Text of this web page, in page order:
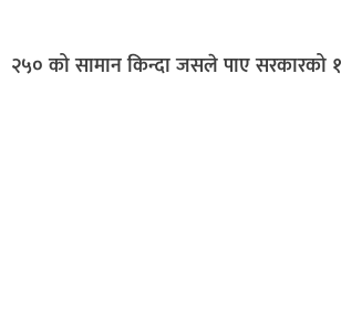
२५० को सामान किन्दा जसले पाए सरकारको